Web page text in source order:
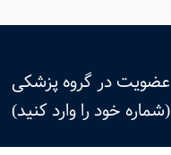
عضویت در گروه پزشکی
(شماره خود را وارد کنید)